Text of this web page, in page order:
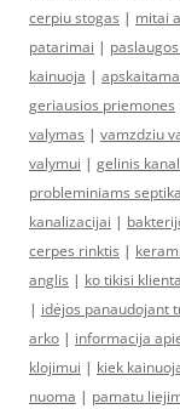
cerpiu stogas | mitai
patarimai |
kainuoja |
geriausios priemones
valymas | vamzdziu
valymui | gelinis
probleminiams
kanalizacijai |
cerpes rinktis |
anglis | ko tikisi
| idėjos panaudojant
arko | informacija
klojimui | kiek
nuoma | pamatu